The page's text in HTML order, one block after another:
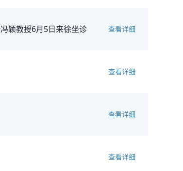
颖教授6月5日来徐坐诊 查看详细
查看详细
查看详细
查看详细